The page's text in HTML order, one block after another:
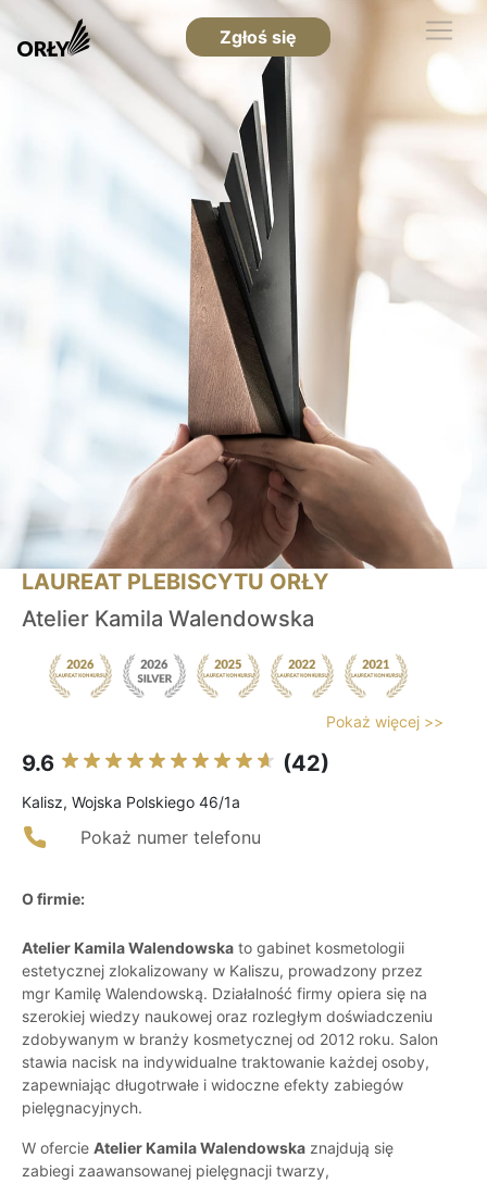
Zgłoś się
LAUREAT PLEBISCYTU ORŁY
Atelier Kamila Walendowska
Pokaż więcej >>
9.6 (42)
Kalisz, Wojska Polskiego 46/1a
Pokaż numer telefonu
O firmie:
Atelier Kamila Walendowska to gabinet kosmetologii
estetycznej zlokalizowany w Kaliszu, prowadzony przez
mgr Kamilę Walendowską. Działalność firmy opiera się na
szerokiej wiedzy naukowej oraz rozległym doświadczeniu
zdobywanym w branży kosmetycznej od 2012 roku. Salon
stawia nacisk na indywidualne traktowanie każdej osoby,
zapewniając długotrwałe i widoczne efekty zabiegów
pielęgnacyjnych.
W ofercie Atelier Kamila Walendowska znajdują się
zabiegi zaawansowanej pielęgnacji twarzy,